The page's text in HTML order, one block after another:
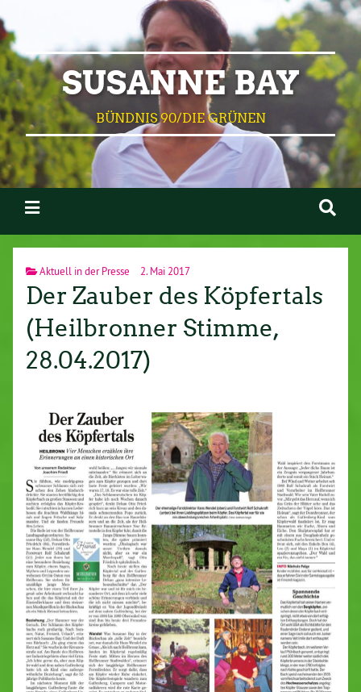
SUSANNE BAY
BÜNDNIS 90/DIE GRÜNEN
Aktuell in der Presse 2. Mai 2017
Der Zauber des Köpfertals
(Heilbronner Stimme,
28.04.2017)